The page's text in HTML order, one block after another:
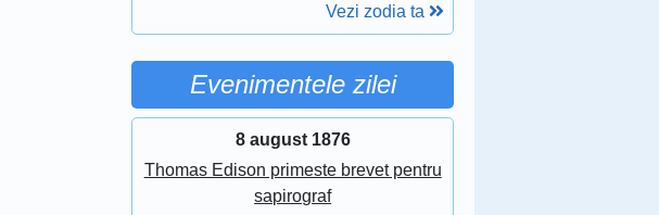
Vezi zodia ta
Evenimentele zilei
8 august 1876
Thomas Edison primeste brevet pentru
sapirograf